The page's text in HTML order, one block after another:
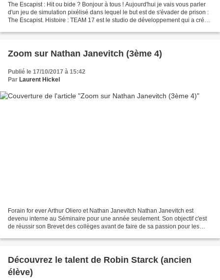
The Escapist : Hit ou bide ? Bonjour à tous ! Aujourd'hui je vais vous parler
d'un jeu de simulation pixélisé dans lequel le but est de s'évader de prison :
The Escapist. Histoire : TEAM 17 est le studio de développement qui a créé
Zoom sur Nathan Janevitch (3ème 4)
Publié le 17/10/2017 à 15:42
Par Laurent Hickel
Forain for ever Arthur Oliero et Nathan Janevitch Nathan Janevitch est
devenu interne au Séminaire pour une année seulement. Son objectif c'est
de réussir son Brevet des collèges avant de faire de sa passion pour les
Découvrez le talent de Robin Starck (ancien
élève)